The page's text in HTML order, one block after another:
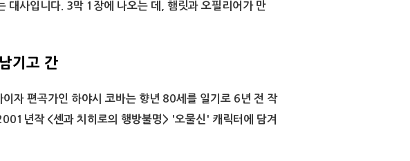
대사입니다. 3막 1장에 나오는 데, 햄릿과 오필리어가 만
기고 간
이자 편곡가인 하야시 코바는 향년 80세를 일기로 6년 전 작
년작 <센과 치히로의 행방불명> '오물신' 캐릭터에 담겨